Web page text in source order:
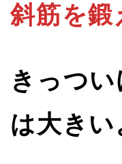
斜筋を鍛
きっつ
は大きい